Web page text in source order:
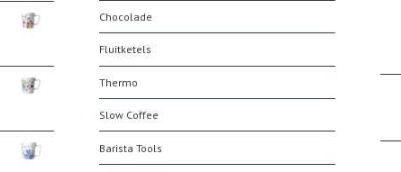
Chocolade
Fluitketels
Thermo
Slow Coffee
Barista Tools